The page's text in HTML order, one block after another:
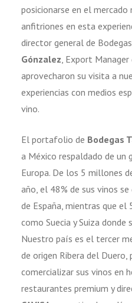
posicionarse en el mercado
anfitriones en esta
director general de
Gónzalez, Export Manager
aprovecharon su visita a
experiencias con medios
vino.
El portafolio de Bodegas
a México respaldado de un
Europa. De los 5 millones
año, el 48% de sus vinos
de España, mientras que el
como Suecia y Suiza
Nuestro país es el tercer
de origen Ribera del Duero,
comercializar sus vinos en
restaurantes premium y